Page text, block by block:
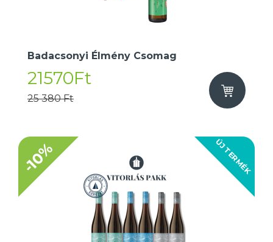
Badacsonyi Élmény Csomag
21570Ft
25 380 Ft
ÚJ TERMÉK
-10%